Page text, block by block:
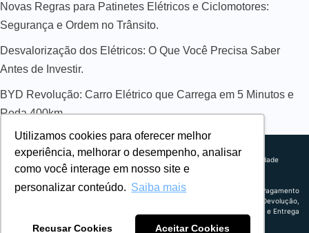
Utilizamos cookies para oferecer melhor
experiência, melhorar o desempenho, analisar
como você interage em nosso site e
personalizar conteúdo. Saiba mais
Recusar Cookies Aceitar Cookies
Novas Regras para Patinetes Elétricos e Ciclomotores:
Segurança e Ordem no Trânsito.
Desvalorização dos Elétricos: O Que Você Precisa Saber
Antes de Investir.
BYD Revolução: Carro Elétrico que Carrega em 5 Minutos e
Roda 400km
Explorando novos horizontes com
inovação e estratégia. Estamos
para um amanhã mais conectado e
Sobre nós
Política de privacidade
Política de Pagamento
Troca, Devolução,
Reembolso e Entrega